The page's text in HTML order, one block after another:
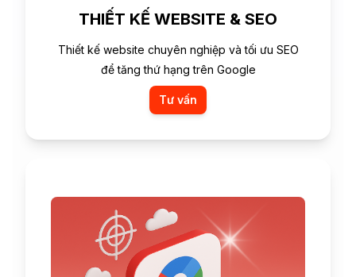
THIẾT KẾ WEBSITE & SEO
Thiết kế website chuyên nghiệp và tối ưu SEO
để tăng thứ hạng trên Google
Tư vấn